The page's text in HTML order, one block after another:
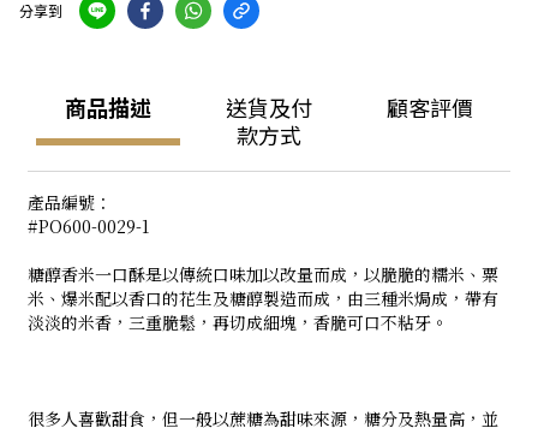
分享到
商品描述
送貨及付
款方式
顧客評價
產品編號：
#PO600-0029-1
糖醇香米一口酥是以傳統口味加以改量而成，以脆脆的糯米、粟
米、爆米配以香口的花生及糖醇製造而成，由三種米焗成，帶有
淡淡的米香，三重脆鬆，再切成細塊，香脆可口不粘牙。
很多人喜歡甜食，但一般以蔗糖為甜味來源，糖分及熱量高，並